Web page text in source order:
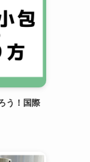
う！国際